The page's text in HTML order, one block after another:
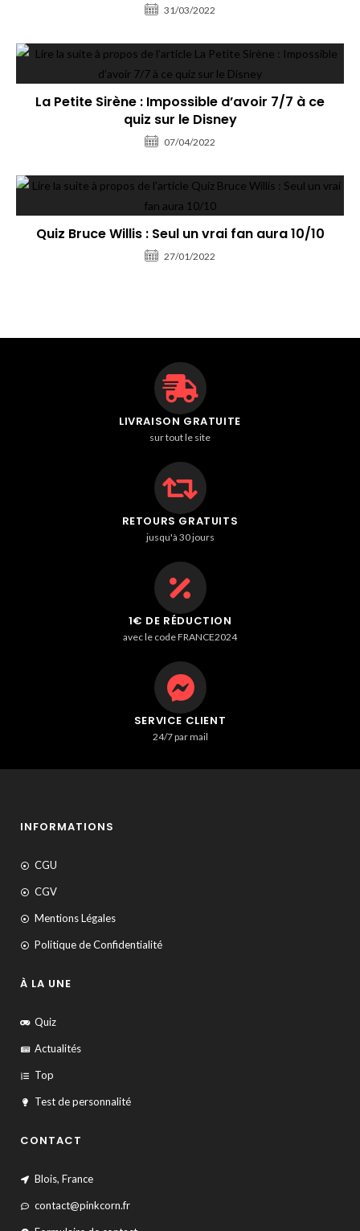
31/03/2022
La Petite Sirène : Impossible d’avoir 7/7 à ce
quiz sur le Disney
07/04/2022
Quiz Bruce Willis : Seul un vrai fan aura 10/10
27/01/2022
LIVRAISON GRATUITE
sur tout le site
RETOURS GRATUITS
jusqu'à 30 jours
1€ DE RÉDUCTION
avec le code FRANCE2024
SERVICE CLIENT
24/7 par mail
INFORMATIONS
CGU
CGV
Mentions Légales
Politique de Confidentialité
À LA UNE
Quiz
Actualités
Top
Test de personnalité
CONTACT
Blois, France
contact@pinkcorn.fr